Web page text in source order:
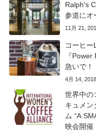
Ralph's
参道にオ
11月 21,
コーヒー
『
急いで！
4月 14, 2018
世界中の
キュメン
ム “A
映会開催